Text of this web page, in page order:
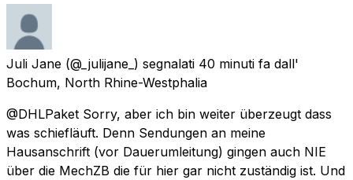
Juli Jane (@_julijane_) segnalati 40 minuti fa dall'
Bochum, North Rhine-Westphalia
@DHLPaket Sorry, aber ich bin weiter überzeugt dass
was schiefläuft. Denn Sendungen an meine
Hausanschrift (vor Dauerumleitung) gingen auch NIE
über die MechZB die für hier gar nicht zuständig ist. Und